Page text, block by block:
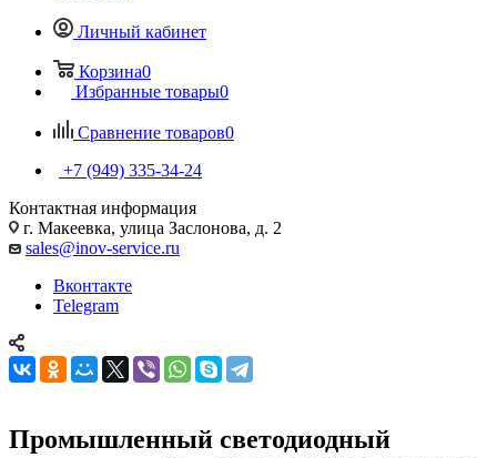
Личный кабинет
Корзина0
Избранные товары0
Сравнение товаров0
+7 (949) 335-34-24
Контактная информация
г. Макеевка, улица Заслонова, д. 2
sales@inov-service.ru
Вконтакте
Telegram
Промышленный светодиодный